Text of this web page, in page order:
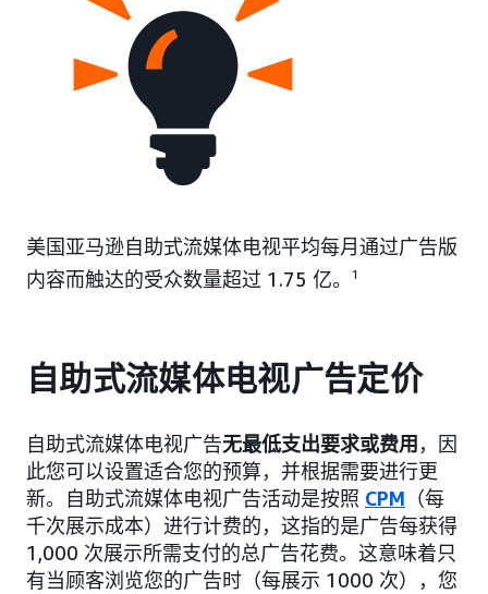
美国亚马逊自助式流媒体电视平均每月通过广告版
内容而触达的受众数量超过 1.75 亿。
1
自助式流媒体电视广告定价
自助式流媒体电视广告无最低支出要求或费用 ，因
此您可以设置适合您的预算，并根据需要进行更
新。自助式流媒体电视广告活动是按照 CPM （每
千次展示成本）进行计费的，这指的是广告每获得
1,000 次展示所需支付的总广告花费。这意味着只
有当顾客浏览您的广告时（每展示 1000 次），您